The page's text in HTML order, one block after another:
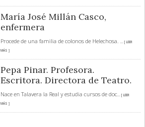
María José Millán Casco,
enfermera
Procede de una familia de colonos de Helechosa.
... [ LEER
MÁS ]
Pepa Pinar. Profesora.
Escritora. Directora de Teatro.
Nace en Talavera la Real y estudia cursos de doc... [ LEER
MÁS ]